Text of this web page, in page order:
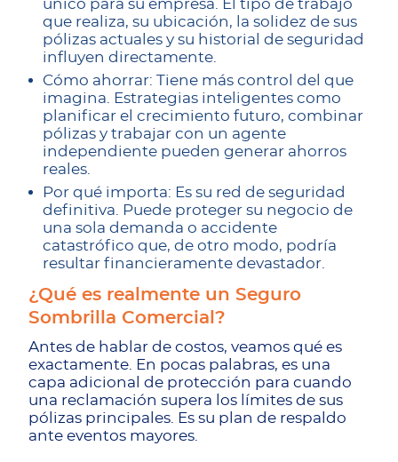
único para su empresa. El tipo de trabajo
que realiza, su ubicación, la solidez de sus
pólizas actuales y su historial de seguridad
influyen directamente.
Cómo ahorrar: Tiene más control del que
imagina. Estrategias inteligentes como
planificar el crecimiento futuro, combinar
pólizas y trabajar con un agente
independiente pueden generar ahorros
reales.
Por qué importa: Es su red de seguridad
definitiva. Puede proteger su negocio de
una sola demanda o accidente
catastrófico que, de otro modo, podría
resultar financieramente devastador.
¿Qué es realmente un Seguro
Sombrilla Comercial?
Antes de hablar de costos, veamos qué es
exactamente. En pocas palabras, es una
capa adicional de protección para cuando
una reclamación supera los límites de sus
pólizas principales. Es su plan de respaldo
ante eventos mayores.